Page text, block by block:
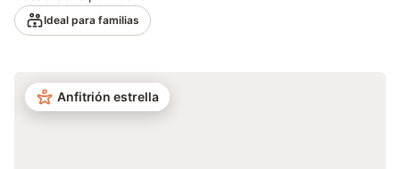
de streaming, aire acondicionado, así como una lavadora. Hay
una cuna disponible. Este alquiler vacacional ofrece un espacio
de salud, campos de golf, instalaciones para montar a caballo y
pistas de tenis y paddle. Hay aparcamiento disponible en la
Ideal para familias
Anfitrión estrella